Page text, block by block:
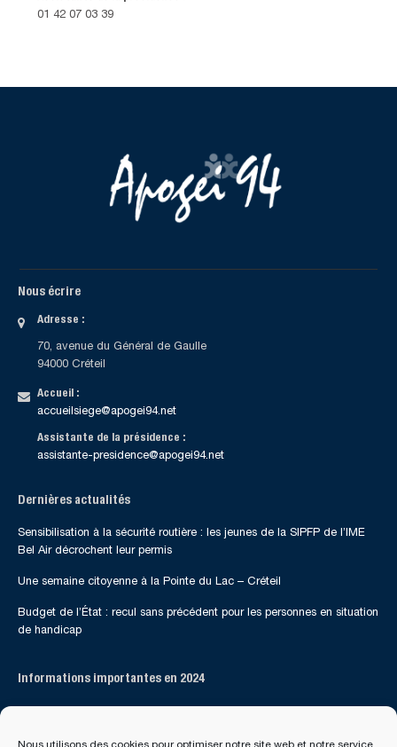
01 42 07 03 39
Nous écrire
Adresse :
70, avenue du Général de Gaulle
94000 Créteil
Accueil :
accueilsiege@apogei94.net
Assistante de la présidence :
assistante-presidence@apogei94.net
Dernières actualités
Sensibilisation à la sécurité routière : les jeunes de la SIPFP de l’IME
Bel Air décrochent leur permis
Une semaine citoyenne à la Pointe du Lac – Créteil
Budget de l’État : recul sans précédent pour les personnes en situation
de handicap
Informations importantes en 2024